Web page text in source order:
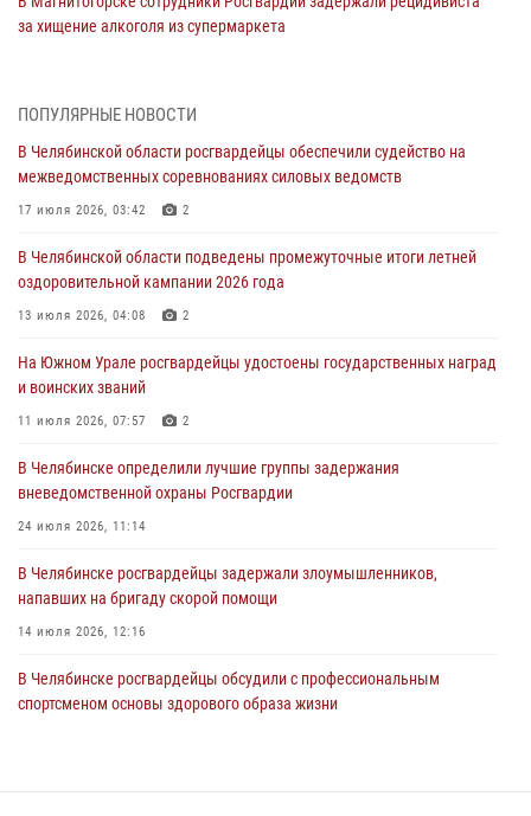
за хищение алкоголя из супермаркета
На Южном Урале спецназ Росгвардии провел военно-полевые
Росгвардейцы задержали трёх магазинных воров в Челябинске
На Южном Урале сотрудники Росгвардии задержали
подозреваемого в совершении убийства
В Челябинской области росгвардейцами по горячим следам
задержан подозреваемый в грабеже
ПОПУЛЯРНЫЕ НОВОСТИ
В Челябинской области росгвардейцы обеспечили судейство на
межведомственных соревнованиях силовых ведомств
17 июля 2026, 03:42 2
В Челябинской области подведены промежуточные итоги летней
оздоровительной кампании 2026 года
13 июля 2026, 04:08 2
На Южном Урале росгвардейцы удостоены государственных наград
и воинских званий
11 июля 2026, 07:57 2
В Челябинске определили лучшие группы задержания
вневедомственной охраны Росгвардии
24 июля 2026, 11:14
В Челябинске росгвардейцы задержали злоумышленников,
напавших на бригаду скорой помощи
14 июля 2026, 12:16
В Челябинске росгвардейцы обсудили с профессиональным
спортсменом основы здорового образа жизни